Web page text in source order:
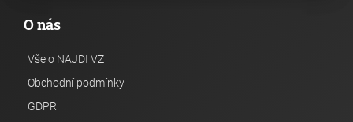
O nás
Vše o NAJDI VZ
Obchodní podmínky
GDPR